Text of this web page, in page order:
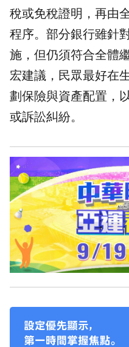
稅或免稅證明，再由
程序。部分銀行雖針
施，但仍須符合全體
宏建議，民眾最好在
劃保險與資產配置，
或訴訟糾紛。